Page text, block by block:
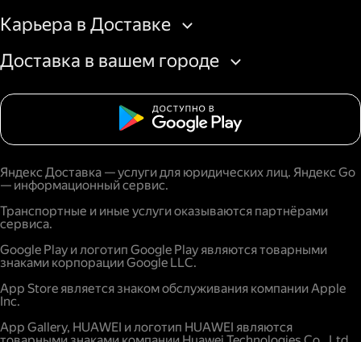
Карьера в Доставке
Доставка в вашем городе
Яндекс Доставка — услуги для юридических лиц. Яндекс Go
— информационный сервис.
Транспортные и иные услуги оказываются партнёрами
сервиса.
Google Play и логотип Google Play являются товарными
знаками корпорации Google LLC.
App Store является знаком обслуживания компании Apple
Inc.
App Gallery, HUAWEI и логотип HUAWEI являются